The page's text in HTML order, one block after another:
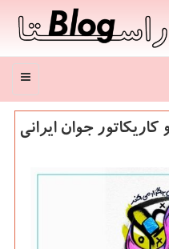
منو
جوان ایرانی